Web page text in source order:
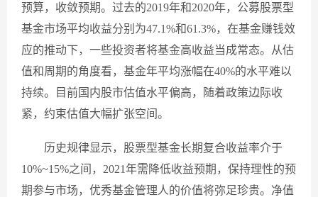
预算，收敛预期。过去的2019年和2020年，公募股票型
基金市场平均收益分别为47.1%和61.3%，在基金赚钱效
应的推动下，一些投资者将基金高收益当成常态。从估
值和周期的角度看，基金年平均涨幅在40%的水平难以
持续。目前国内股市估值水平偏高，随着政策边际收
紧，约束估值大幅扩张空间。
历史规律显示，股票型基金长期复合收益率介于
10%~15%之间，2021年需降低收益预期，保持理性的预
期参与市场，优秀基金管理人的价值将弥足珍贵。净值